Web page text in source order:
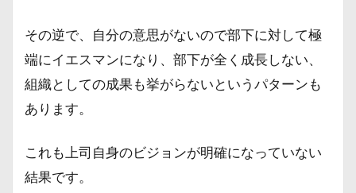
その逆で、自分の意思がないので部下に対して極
端にイエスマンになり、部下が全く成長しない、
組織としての成果も挙がらないというパターンも
あります。
これも上司自身のビジョンが明確になっていない
結果です。